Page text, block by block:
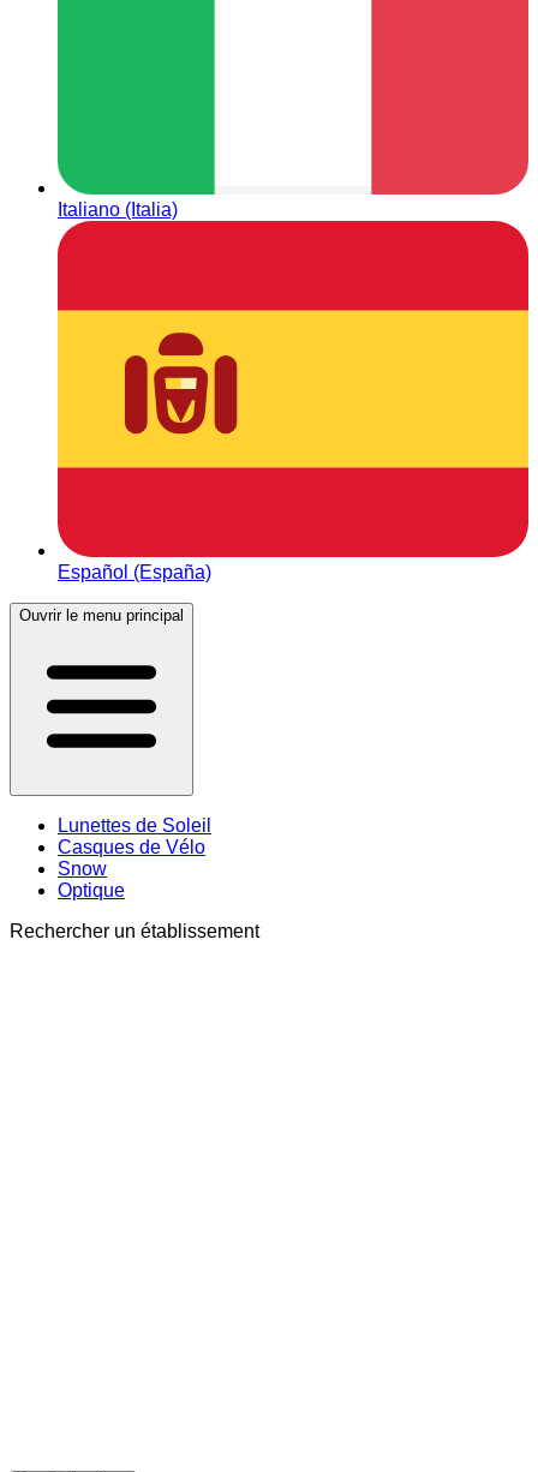
Italiano (Italia)
Español (España)
Ouvrir le menu principal
Lunettes de Soleil
Casques de Vélo
Snow
Optique
Rechercher un établissement